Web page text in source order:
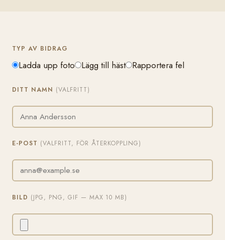
TYP AV BIDRAG
Ladda upp foto Lägg till häst Rapportera fel
DITT NAMN (VALFRITT)
E-POST (VALFRITT, FÖR ÅTERKOPPLING)
BILD (JPG, PNG, GIF — MAX 10 MB)